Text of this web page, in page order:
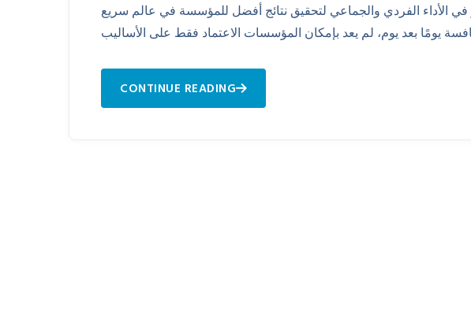
في الأداء الفردي والجماعي لتحقيق نتائج أفضل للمؤسسة في عالم سريع
CONTINUE READING